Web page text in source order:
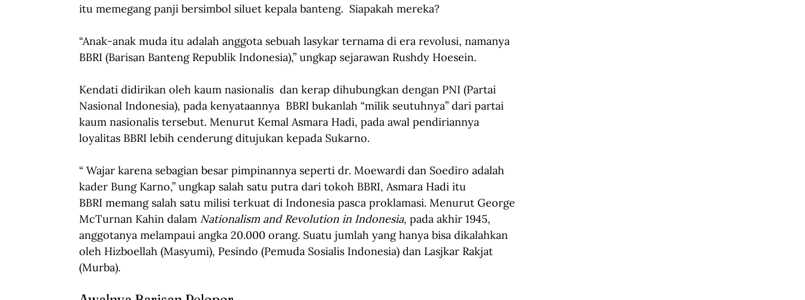
itu memegang panji bersimbol siluet kepala banteng.  Siapakah mereka?
“Anak-anak muda itu adalah anggota sebuah lasykar ternama di era revolusi, namanya
BBRI (Barisan Banteng Republik Indonesia),” ungkap sejarawan Rushdy Hoesein.
Kendati didirikan oleh kaum nasionalis  dan kerap dihubungkan dengan PNI (Partai
Nasional Indonesia), pada kenyataannya  BBRI bukanlah “milik seutuhnya” dari partai
kaum nasionalis tersebut. Menurut Kemal Asmara Hadi, pada awal pendiriannya
loyalitas BBRI lebih cenderung ditujukan kepada Sukarno.
“ Wajar karena sebagian besar pimpinannya seperti dr. Moewardi dan Soediro adalah
kader Bung Karno,” ungkap salah satu putra dari tokoh BBRI, Asmara Hadi itu
BBRI memang salah satu milisi terkuat di Indonesia pasca proklamasi. Menurut George
McTurnan Kahin dalam Nationalism and Revolution in Indonesia, pada akhir 1945,
anggotanya melampaui angka 20.000 orang. Suatu jumlah yang hanya bisa dikalahkan
oleh Hizboellah (Masyumi), Pesindo (Pemuda Sosialis Indonesia) dan Lasjkar Rakjat
(Murba).